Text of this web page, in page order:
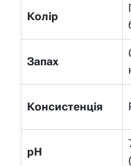
Колір
Запах
Консистенція
pH